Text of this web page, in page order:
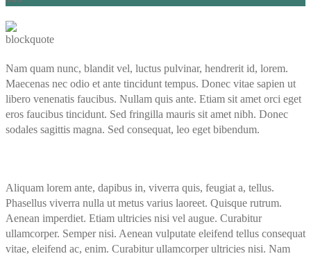
Nam quam nunc, blandit vel, luctus pulvinar, hendrerit id, lorem.
Maecenas nec odio et ante tincidunt tempus. Donec vitae sapien ut
libero venenatis faucibus. Nullam quis ante. Etiam sit amet orci eget
eros faucibus tincidunt. Sed fringilla mauris sit amet nibh. Donec
sodales sagittis magna. Sed consequat, leo eget bibendum.
Aliquam lorem ante, dapibus in, viverra quis, feugiat a, tellus.
Phasellus viverra nulla ut metus varius laoreet. Quisque rutrum.
Aenean imperdiet. Etiam ultricies nisi vel augue. Curabitur
ullamcorper. Semper nisi. Aenean vulputate eleifend tellus consequat
vitae, eleifend ac, enim. Curabitur ullamcorper ultricies nisi. Nam